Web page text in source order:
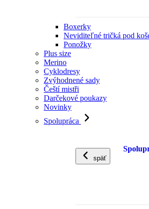
Boxerky
Neviditeľné tričká pod
Ponožky
Plus size
Merino
Cyklodresy
Zvýhodnené sady
Čeští mistři
Darčekové poukazy
Novinky
Spolupráca
späť